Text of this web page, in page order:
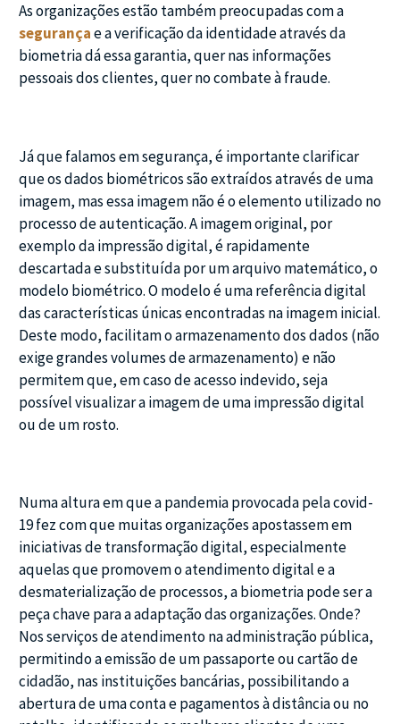
As organizações estão também preocupadas com a
segurançae a verificação da identidade através da
biometria dá essa garantia, quer nas informações
pessoais dos clientes, quer no combate à fraude.
Já que falamos em segurança, é importante clarificar
que os dados biométricos são extraídos através de uma
imagem, mas essa imagem não é o elemento utilizado no
processo de autenticação. A imagem original, por
exemplo da impressão digital, é rapidamente
descartada e substituída por um arquivo matemático, o
modelo biométrico. O modelo é uma referência digital
das características únicas encontradas na imagem inicial.
Deste modo, facilitam o armazenamento dos dados (não
exige grandes volumes de armazenamento) e não
permitem que, em caso de acesso indevido, seja
possível visualizar a imagem de uma impressão digital
ou de um rosto.
Numa altura em que a pandemia provocada pela covid-
19 fez com que muitas organizações apostassem em
iniciativas de transformação digital, especialmente
aquelas que promovem o atendimento digital e a
desmaterialização de processos, a biometria pode ser a
peça chave para a adaptação das organizações. Onde?
Nos serviços de atendimento na administração pública,
permitindo a emissão de um passaporte ou cartão de
cidadão, nas instituições bancárias, possibilitando a
abertura de uma conta e pagamentos à distância ou no